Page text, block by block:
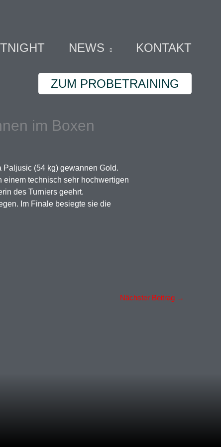
NEWS KONTAKT
ZUM PROBETRAINING
im Boxen
Paljusic (54 kg) gewannen Gold.
technisch sehr hochwertigen
des Turniers geehrt.
Im Finale besiegte sie die
Nächster Beitrag →